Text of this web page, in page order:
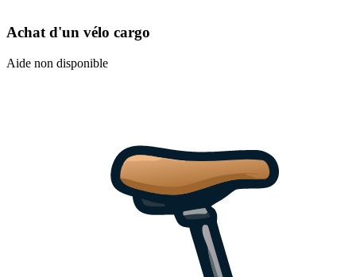
Achat d'un vélo cargo
Aide non disponible